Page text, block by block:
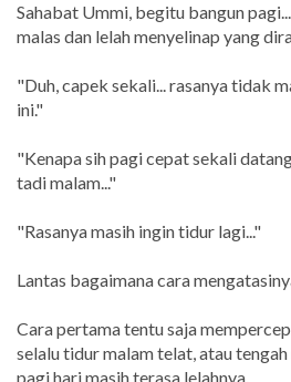
Sahabat Ummi, begitu bangun
malas dan lelah menyelinap yang
"Duh, capek sekali... rasanya tidak
ini."
"Kenapa sih pagi cepat sekali
tadi malam..."
"Rasanya masih ingin tidur lagi..."
Lantas bagaimana cara
Cara pertama tentu saja
selalu tidur malam telat, atau
pagi hari masih terasa lelahnya.